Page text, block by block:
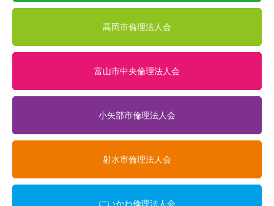
高岡市倫理法人会
富山市中央倫理法人会
小矢部市倫理法人会
射水市倫理法人会
にいかわ倫理法人会